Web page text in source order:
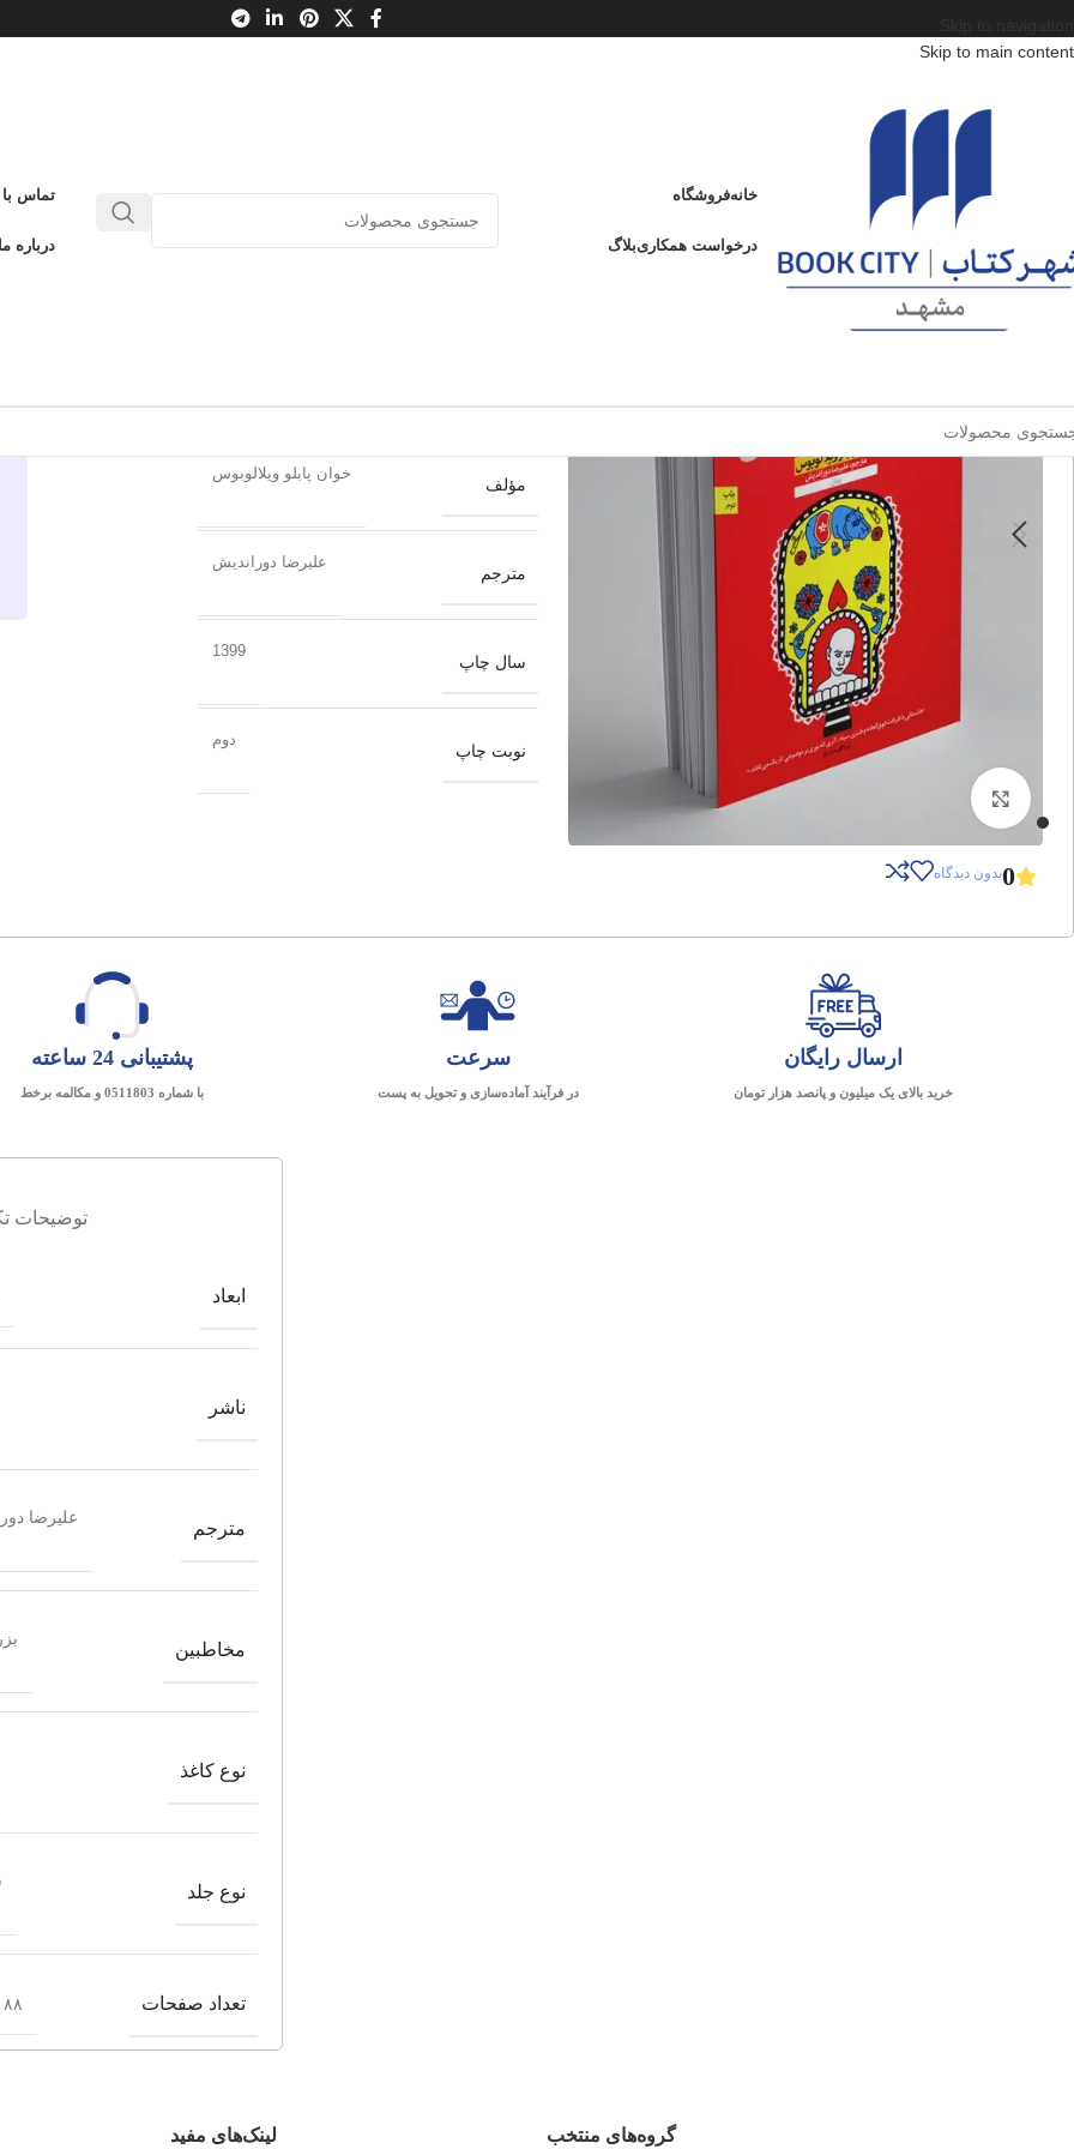
Skip to main content
خانهفروشگاه
درخواست همکاریبلاگ
تماس با
درباره ما
محصولات / کتاب بزرگسال
فروخته شده
0بدون دیدگاه
نفوذ به لانه خرگوش
مؤلف
خوان پابلو ویلالوبوس
مترجم
علیرضا دوراندیش
سال چاپ
1399
نوبت چاپ
دوم
ارسال رایگان
خرید بالای یک میلیون و پانصد هزار تومان
سرعت
در فرآیند آماده‌سازی و تحویل به پست
پشتیبانی 24 ساعته
با شماره 0511803 و مکالمه برخط
توضیحات
ابعاد
ناشر
مترجم
علیرضا
مخاطبین
نوع کاغذ
نوع جلد
تعداد صفحات ۸۸ صفحه
گروه‌های منتخب لینک‌های مفید